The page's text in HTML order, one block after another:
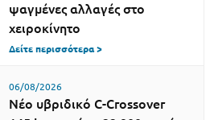
ψαγμένες αλλαγές στο
χειροκίνητο
Δείτε περισσότερα >
06/08/2026
Νέο υβριδικό C-Crossover